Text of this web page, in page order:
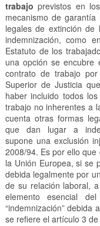
trabajo previstos en
mecanismo de
legales de extinción
indemnización, como
Estatuto de los
una opción se encubre
contrato de trabajo
Superior de Justicia
haber incluido todos
trabajo no inherentes a
cuenta otras formas
que dan lugar a
supone una exclusión
2008/94. Es por ello
la Unión Europea, si se
debida legalmente por
de su relación laboral,
elemento esencial
“indemnización” debida
se refiere el artículo 3